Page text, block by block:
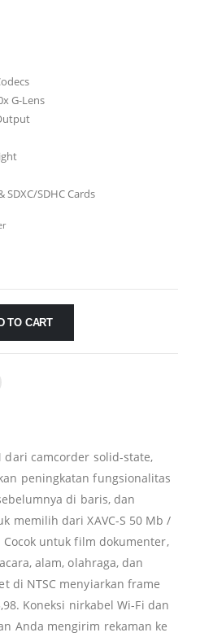
G-Lens
SDHC Cards
TO CART
dari camcorder solid-state,
peningkatan fungsionalitas
di baris, dan
memilih dari XAVC-S 50 Mb /
Cocok untuk film dokumenter,
alam, olahraga, dan
di NTSC menyiarkan frame
Koneksi nirkabel Wi-Fi dan
Anda mengirim rekaman ke